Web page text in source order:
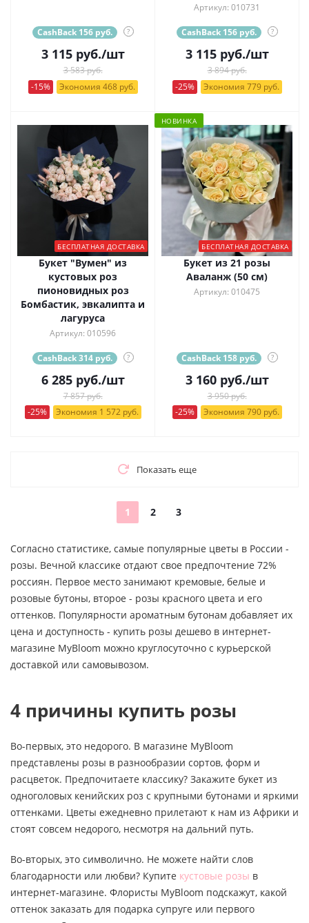
CashBack 156 руб. ?
3 115руб./шт
3 583 руб.
-15%
Экономия 468 руб.
Артикул: 010731
CashBack 156 руб. ?
3 115руб./шт
3 894 руб.
-25%
Экономия 779 руб.
БЕСПЛАТНАЯ ДОСТАВКА
Букет "Вумен" из
кустовых роз
пионовидных роз
Бомбастик, эвкалипта и
лагуруса
Артикул: 010596
CashBack 314 руб. ?
6 285руб./шт
7 857 руб.
-25%
Экономия 1 572 руб.
НОВИНКА
БЕСПЛАТНАЯ ДОСТАВКА
Букет из 21 розы
Аваланж (50 см)
Артикул: 010475
CashBack 158 руб. ?
3 160руб./шт
3 950 руб.
-25%
Экономия 790 руб.
Показать еще
1 2 3
Согласно статистике, самые популярные цветы в России -
розы. Вечной классике отдают свое предпочтение 72%
россиян. Первое место занимают кремовые, белые и
розовые бутоны, второе - розы красного цвета и его
оттенков. Популярности ароматным бутонам добавляет их
цена и доступность - купить розы дешево в интернет-
магазине MyBloom можно круглосуточно с курьерской
доставкой или самовывозом.
4 причины купить розы
Во-первых, это недорого. В магазине MyBloom
представлены розы в разнообразии сортов, форм и
расцветок. Предпочитаете классику? Закажите букет из
одноголовых кенийских роз с крупными бутонами и яркими
оттенками. Цветы ежедневно прилетают к нам из Африки и
стоят совсем недорого, несмотря на дальний путь.
Во-вторых, это символично. Не можете найти слов
благодарности или любви? Купите кустовые розы в
интернет-магазине. Флористы MyBloom подскажут, какой
оттенок заказать для подарка супруге или первого